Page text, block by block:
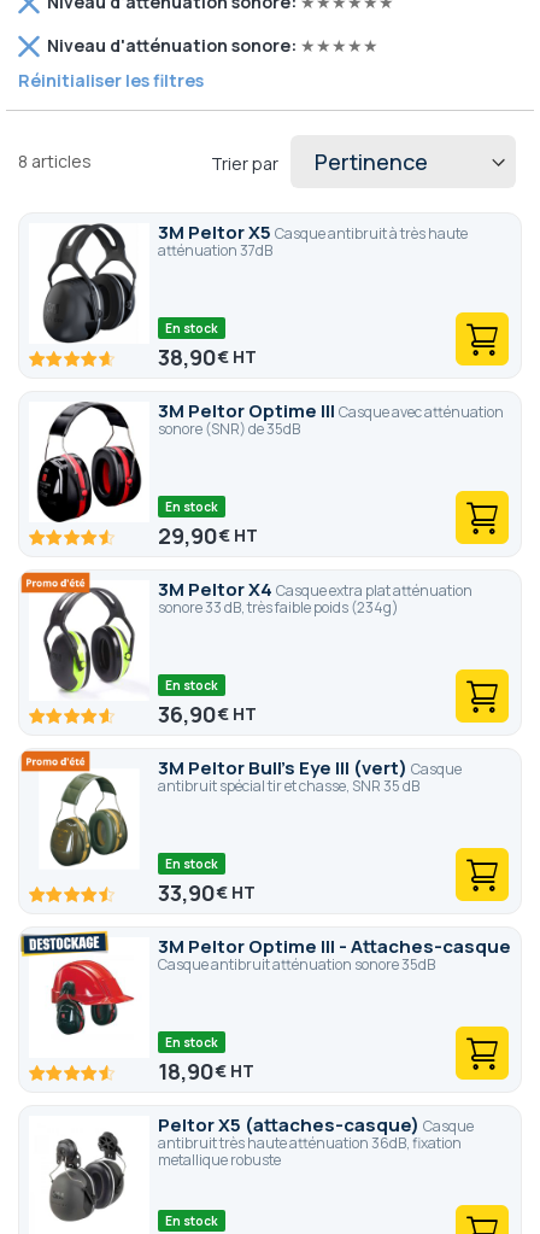
8 articles Trier par
3M Peltor X5 Casque antibruit à très haute
atténuation 37dB
92.6100
En stock
38,90€
3M Peltor Optime III Casque avec atténuation
sonore (SNR) de 35dB
91.2 100
En stock
29,90€
3M Peltor X4 Casque extra plat atténuation
sonore 33 dB, très faible poids (234g)
92 100
En stock
36,90€
3M Peltor Bull's Eye III (vert) Casque
antibruit spécial tir et chasse, SNR 35 dB
90.4100
En stock
33,90€
3M Peltor Optime III - Attaches-casque
Casque antibruit atténuation sonore 35dB
91.2 100
En stock
18,90€
Peltor X5 (attaches-casque) Casque
antibruit très haute atténuation 36dB, fixation
metallique robuste
En stock
cet
élément
Niveau d'atténuation sonore ★★★★★
cet
élément
Réinitialiser les filtres